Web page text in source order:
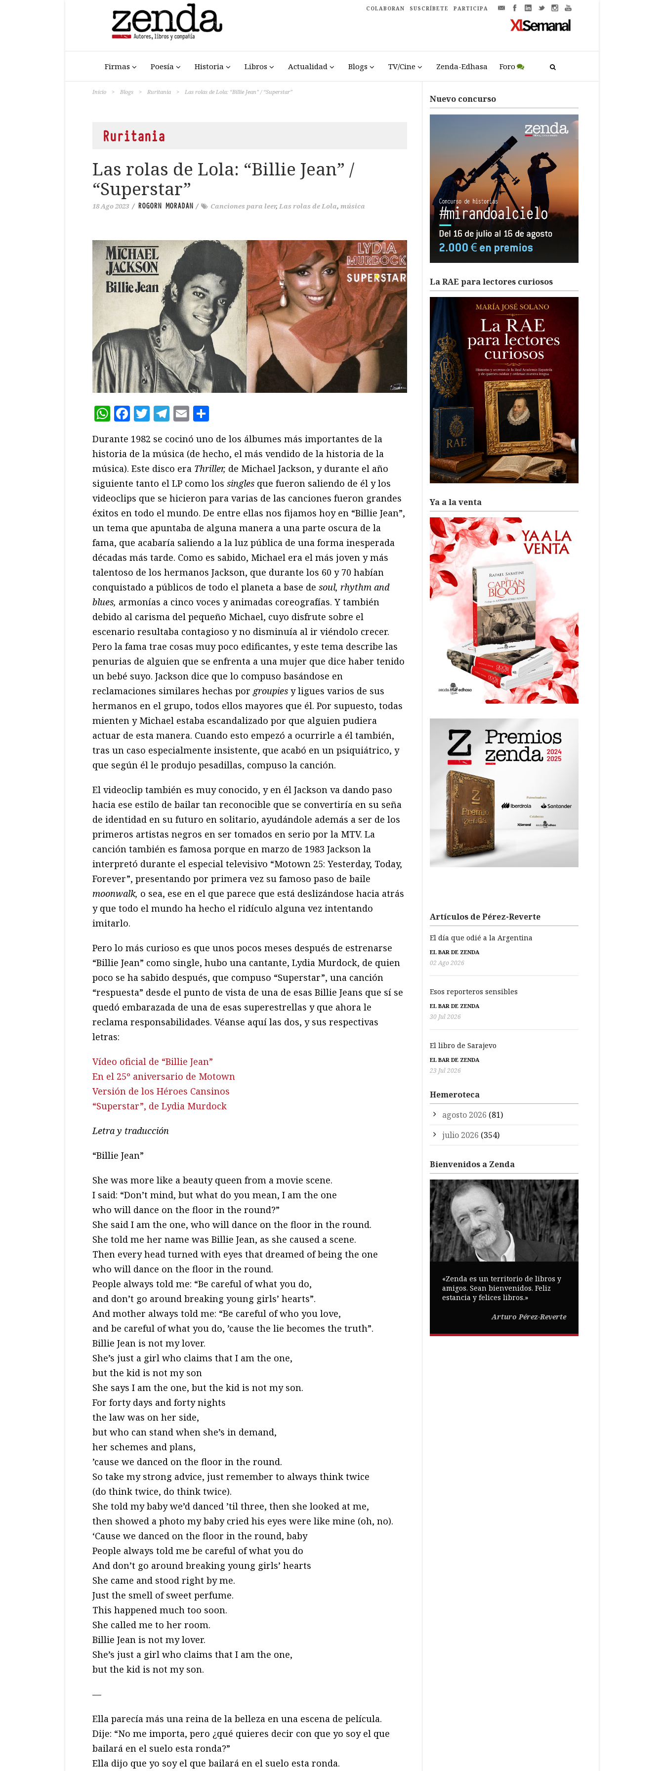
COLABORAN SUSCRÍBETE PARTICIPA
Firmas Poesía Historia Libros Actualidad Blogs TV/Cine Zenda-Edhasa Foro
Inicio > Blogs > Ruritania > Las rolas de Lola: “Billie Jean” / “Superstar”
Ruritania
Las rolas de Lola: “Billie Jean” /
“Superstar”
18 Ago 2023 / ROGORN MORADAN / Canciones para leer, Las rolas de Lola, música
WhatsApp
Facebook
Twitter
Telegram
Email
Durante 1982 se cocinó uno de los álbumes más importantes de la
historia de la música (de hecho, el más vendido de la historia de la
música). Este disco era Thriller, de Michael Jackson, y durante el año
siguiente tanto el LP como los singles que fueron saliendo de él y los
videoclips que se hicieron para varias de las canciones fueron grandes
éxitos en todo el mundo. De entre ellas nos fijamos hoy en “Billie Jean”,
un tema que apuntaba de alguna manera a una parte oscura de la
fama, que acabaría saliendo a la luz pública de una forma inesperada
décadas más tarde. Como es sabido, Michael era el más joven y más
talentoso de los hermanos Jackson, que durante los 60 y 70 habían
conquistado a públicos de todo el planeta a base de soul, rhythm and
blues, armonías a cinco voces y animadas coreografías. Y también
debido al carisma del pequeño Michael, cuyo disfrute sobre el
escenario resultaba contagioso y no disminuía al ir viéndolo crecer.
Pero la fama trae cosas muy poco edificantes, y este tema describe las
penurias de alguien que se enfrenta a una mujer que dice haber tenido
un bebé suyo. Jackson dice que lo compuso basándose en
reclamaciones similares hechas por groupies y ligues varios de sus
hermanos en el grupo, todos ellos mayores que él. Por supuesto, todas
mienten y Michael estaba escandalizado por que alguien pudiera
actuar de esta manera. Cuando esto empezó a ocurrirle a él también,
tras un caso especialmente insistente, que acabó en un psiquiátrico, y
que según él le produjo pesadillas, compuso la canción.
El videoclip también es muy conocido, y en él Jackson va dando paso
hacia ese estilo de bailar tan reconocible que se convertiría en su seña
de identidad en su futuro en solitario, ayudándole además a ser de los
primeros artistas negros en ser tomados en serio por la MTV. La
canción también es famosa porque en marzo de 1983 Jackson la
interpretó durante el especial televisivo “Motown 25: Yesterday, Today,
Forever”, presentando por primera vez su famoso paso de baile
moonwalk, o sea, ese en el que parece que está deslizándose hacia atrás
y que todo el mundo ha hecho el ridículo alguna vez intentando
imitarlo.
Pero lo más curioso es que unos pocos meses después de estrenarse
“Billie Jean” como single, hubo una cantante, Lydia Murdock, de quien
poco se ha sabido después, que compuso “Superstar”, una canción
“respuesta” desde el punto de vista de una de esas Billie Jeans que sí se
quedó embarazada de una de esas superestrellas y que ahora le
reclama responsabilidades. Véanse aquí las dos, y sus respectivas
letras:
Vídeo oficial de “Billie Jean”
En el 25º aniversario de Motown
Versión de los Héroes Cansinos
“Superstar”, de Lydia Murdock
Letra y traducción
“Billie Jean”
She was more like a beauty queen from a movie scene.
I said: “Don’t mind, but what do you mean, I am the one
who will dance on the floor in the round?”
She said I am the one, who will dance on the floor in the round.
She told me her name was Billie Jean, as she caused a scene.
Then every head turned with eyes that dreamed of being the one
who will dance on the floor in the round.
People always told me: “Be careful of what you do,
and don’t go around breaking young girls’ hearts”.
And mother always told me: “Be careful of who you love,
and be careful of what you do, ’cause the lie becomes the truth”.
Billie Jean is not my lover.
She’s just a girl who claims that I am the one,
but the kid is not my son
She says I am the one, but the kid is not my son.
For forty days and forty nights
the law was on her side,
but who can stand when she’s in demand,
her schemes and plans,
’cause we danced on the floor in the round.
So take my strong advice, just remember to always think twice
(do think twice, do think twice).
She told my baby we’d danced ’til three, then she looked at me,
then showed a photo my baby cried his eyes were like mine (oh, no).
‘Cause we danced on the floor in the round, baby
People always told me be careful of what you do
And don’t go around breaking young girls’ hearts
She came and stood right by me.
Just the smell of sweet perfume.
This happened much too soon.
She called me to her room.
Billie Jean is not my lover.
She’s just a girl who claims that I am the one,
but the kid is not my son.
—
Ella parecía más una reina de la belleza en una escena de película.
Dije: “No me importa, pero ¿qué quieres decir con que yo soy el que
bailará en el suelo esta ronda?”
Ella dijo que yo soy el que bailará en el suelo esta ronda.
Nuevo concurso
La RAE para lectores curiosos
Ya a la venta
Artículos de Pérez-Reverte
El día que odié a la Argentina
EL BAR DE ZENDA
02 Ago 2026
Esos reporteros sensibles
EL BAR DE ZENDA
30 Jul 2026
El libro de Sarajevo
EL BAR DE ZENDA
23 Jul 2026
Hemeroteca
agosto 2026 (81)
julio 2026 (354)
Bienvenidos a Zenda
«Zenda es un territorio de libros y
amigos. Sean bienvenidos. Feliz
estancia y felices libros.»
Arturo Pérez-Reverte